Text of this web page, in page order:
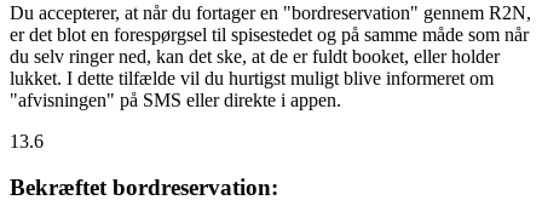
Du accepterer, at når du fortager en "bordreservation" gennem R2N,
er det blot en forespørgsel til spisestedet og på samme måde som når
du selv ringer ned, kan det ske, at de er fuldt booket, eller holder
lukket. I dette tilfælde vil du hurtigst muligt blive informeret om
"afvisningen" på SMS eller direkte i appen.
13.6
Bekræftet bordreservation: